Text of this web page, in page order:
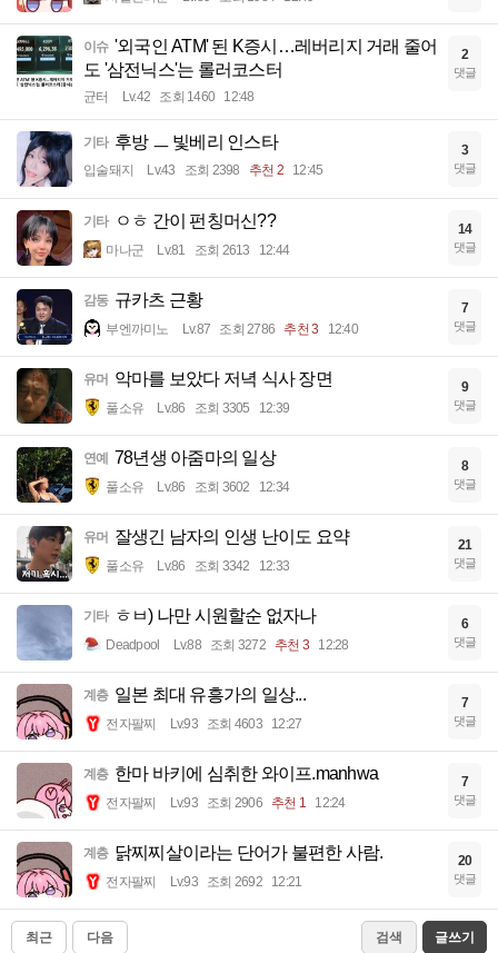
이슈 '외국인 ATM' 된 K증시…레버리지 거래 줄어
도 '삼전닉스'는 롤러코스터
균터 Lv.42 조회 1460 12:48
2
댓글
기타 후방 ㅡ 빛베리 인스타
입술돼지 Lv.43 조회 2398 추천 2 12:45
3
댓글
기타 ㅇㅎ 간이 펀칭머신??
마나군 Lv.81 조회 2613 12:44
14
댓글
감동 규카츠 근황
부엔까미노 Lv.87 조회 2786 추천 3 12:40
7
댓글
유머 악마를 보았다 저녁 식사 장면
풀소유 Lv.86 조회 3305 12:39
9
댓글
연예 78년생 아줌마의 일상
풀소유 Lv.86 조회 3602 12:34
8
댓글
유머 잘생긴 남자의 인생 난이도 요약
풀소유 Lv.86 조회 3342 12:33
21
댓글
기타 ㅎㅂ) 나만 시원할순 없자나
Deadpool Lv.88 조회 3272 추천 3 12:28
6
댓글
계층 일본 최대 유흥가의 일상...
전자팔찌 Lv.93 조회 4603 12:27
7
댓글
계층 한마 바키에 심취한 와이프.manhwa
전자팔찌 Lv.93 조회 2906 추천 1 12:24
7
댓글
계층 닭찌찌살이라는 단어가 불편한 사람.
전자팔찌 Lv.93 조회 2692 12:21
20
댓글
최근 다음 검색 글쓰기